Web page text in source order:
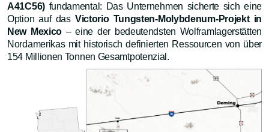
A41C56)fundamental: Das Unternehmen sicherte sich eine
Option auf das Victorio Tungsten-Molybdenum-Projekt in
New Mexico – eine der bedeutendsten Wolframlagerstätten
Nordamerikas mit historisch definierten Ressourcen von über
154 Millionen Tonnen Gesamtpotenzial.